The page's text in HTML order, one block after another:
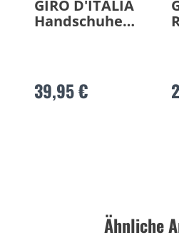
GIRO D'ITALIA
Handschuhe
39,95 €
Ähnliche